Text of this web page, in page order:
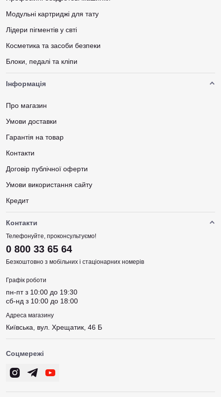
Модульні картриджі для тату
Лідери пігментів у свті
Косметика та засоби безпеки
Блоки, педалі та кліпи
Інформація
Про магазин
Умови доставки
Гарантія на товар
Контакти
Договір публічної оферти
Умови використання сайту
Кредит
Контакти
Телефонуйте, проконсультуємо!
0 800 33 65 64
Безкоштовно з мобільних і стаціонарних номерів
Графік роботи
пн-пт з 10:00 до 19:30
сб-нд з 10:00 до 18:00
Адреса магазину
Київська, вул. Хрещатик, 46 Б
Соцмережі